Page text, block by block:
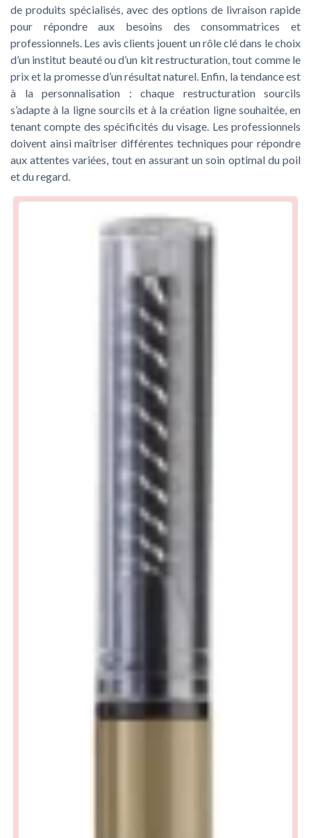
de produits spécialisés, avec des options de livraison rapide
pour répondre aux besoins des consommatrices et
professionnels. Les avis clients jouent un rôle clé dans le choix
d’un institut beauté ou d’un kit restructuration, tout comme le
prix et la promesse d’un résultat naturel. Enfin, la tendance est
à la personnalisation : chaque restructuration sourcils
s’adapte à la ligne sourcils et à la création ligne souhaitée, en
tenant compte des spécificités du visage. Les professionnels
doivent ainsi maîtriser différentes techniques pour répondre
aux attentes variées, tout en assurant un soin optimal du poil
et du regard.